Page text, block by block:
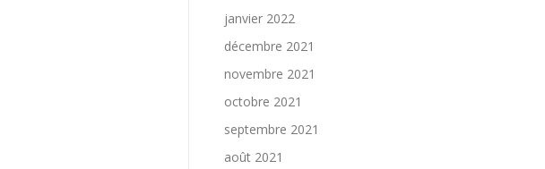
janvier 2022
décembre 2021
novembre 2021
octobre 2021
septembre 2021
août 2021